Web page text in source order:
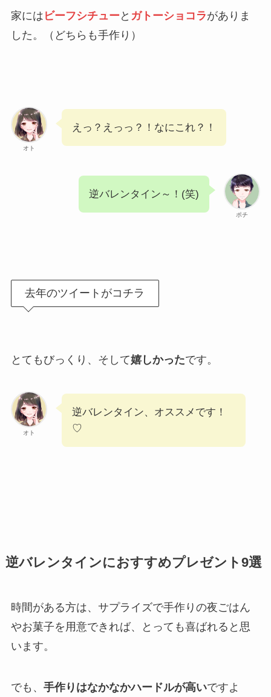
家には ビーフシチュー と ガトーショコラがありま
した。（どちらも手作り）
オト
えっ？えっっ？！なにこれ？！
ポチ
逆バレンタイン～！(笑)
去年のツイートがコチラ
とてもびっくり、そして嬉しかったです。
オト
逆バレンタイン、オススメです！
♡
逆バレンタインにおすすめプレゼント9選
時間がある方は、サプライズで手作りの夜ごはん
やお菓子を用意できれば、とっても喜ばれると思
います。
でも、 手作りはなかなかハードルが高いですよ